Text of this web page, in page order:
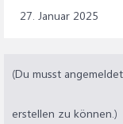
27. Januar 2025
(Du musst
erstellen zu können.)